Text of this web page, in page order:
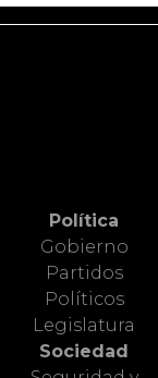
Política
Gobierno
Partidos
Políticos
Legislatura
Sociedad